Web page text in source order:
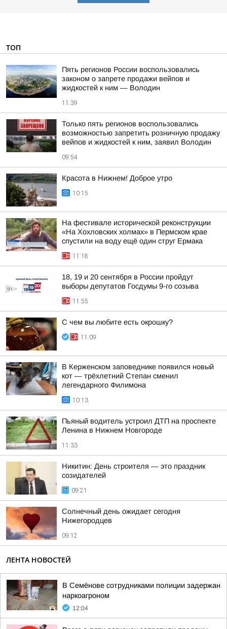
ТОП
Пять регионов России воспользовались
законом о запрете продажи вейпов и
жидкостей к ним — Володин
11:39
Только пять регионов воспользовались
возможностью запретить розничную продажу
вейпов и жидкостей к ним, заявил Володин
09:54
Красота в Нижнем! Доброе утро
10:15
На фестивале исторической реконструкции
«На Хохловских холмах» в Пермском крае
спустили на воду ещё один струг Ермака
11:18
18, 19 и 20 сентября в России пройдут
выборы депутатов Госдумы 9-го созыва
11:55
С чем вы любите есть окрошку?
11:09
В Керженском заповеднике появился новый
кот — трёхлетний Степан сменил
легендарного Филимона
10:13
Пьяный водитель устроил ДТП на проспекте
Ленина в Нижнем Новгороде
11:33
Никитин: День строителя — это праздник
созидателей
09:21
Солнечный день ожидает сегодня
Нижегородцев
09:12
ЛЕНТА НОВОСТЕЙ
В Семёнове сотрудниками полиции задержан
наркоагроном
12:04